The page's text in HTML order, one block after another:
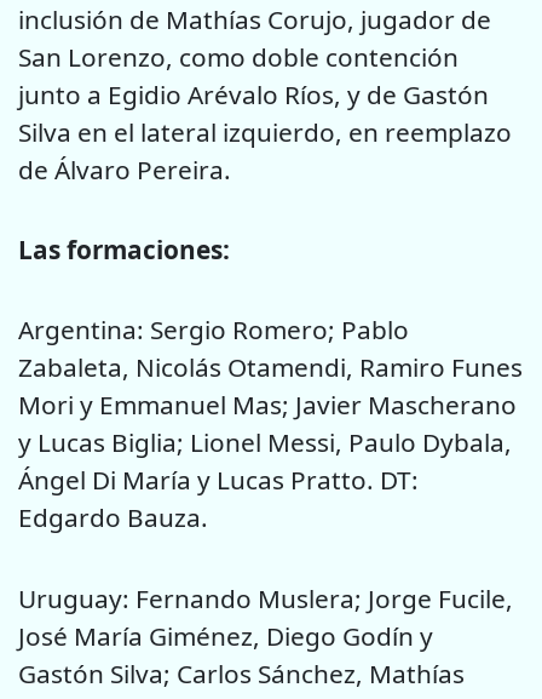
inclusión de Mathías Corujo, jugador de
San Lorenzo, como doble contención
junto a Egidio Arévalo Ríos, y de Gastón
Silva en el lateral izquierdo, en reemplazo
de Álvaro Pereira.
Las formaciones:
Argentina: Sergio Romero; Pablo
Zabaleta, Nicolás Otamendi, Ramiro Funes
Mori y Emmanuel Mas; Javier Mascherano
y Lucas Biglia; Lionel Messi, Paulo Dybala,
Ángel Di María y Lucas Pratto. DT:
Edgardo Bauza.
Uruguay: Fernando Muslera; Jorge Fucile,
José María Giménez, Diego Godín y
Gastón Silva; Carlos Sánchez, Mathías